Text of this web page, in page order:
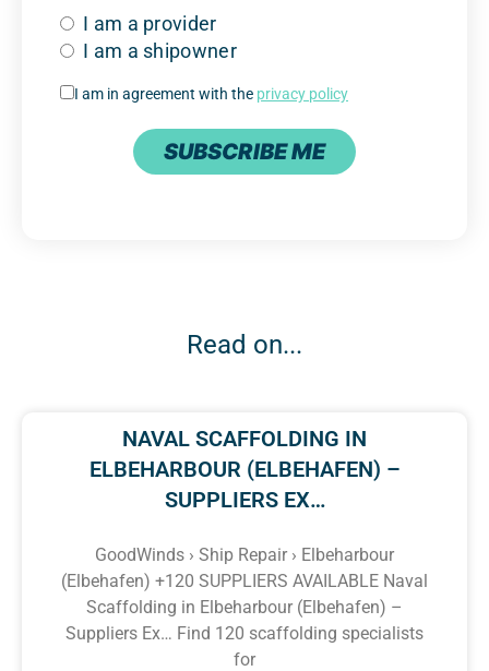
I am a provider
I am a shipowner
I am in agreement with the privacy policy
SUBSCRIBE ME
Read on...
NAVAL SCAFFOLDING IN
ELBEHARBOUR (ELBEHAFEN) –
SUPPLIERS EX…
GoodWinds › Ship Repair › Elbeharbour
(Elbehafen) +120 SUPPLIERS AVAILABLE Naval
Scaffolding in Elbeharbour (Elbehafen) –
Suppliers Ex… Find 120 scaffolding specialists
for